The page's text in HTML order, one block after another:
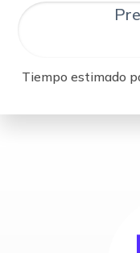
Tiempo estimado